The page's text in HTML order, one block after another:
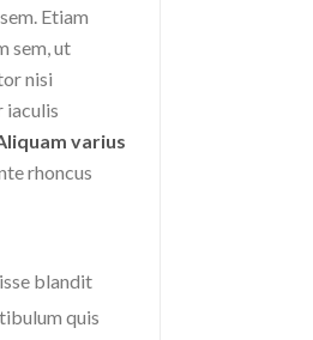
Etiam
sem, ut
nisi
iaculis
varius
rhoncus
blandit
quis